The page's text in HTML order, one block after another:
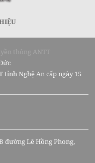
thông ANTT
tỉnh Nghệ An cấp ngày 15
đường Lê Hồng Phong,